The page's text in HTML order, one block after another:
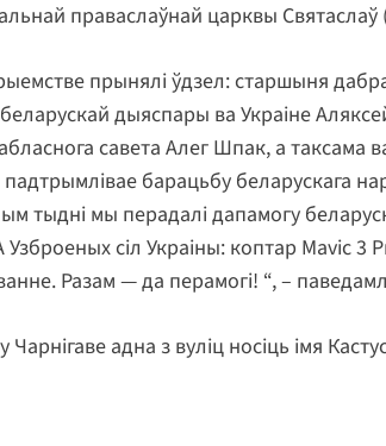
праваслаўнай царквы Святаслаў
прынялі ўдзел: старшыня
беларускай дыяспары ва Украіне
савета Алег Шпак, а таксама
барацьбу беларускага
тыдні мы перадалі дапамогу
сіл Украіны: коптар Mavic 3
Разам — да перамогі! “, –
Чарнігаве адна з вуліц носіць імя